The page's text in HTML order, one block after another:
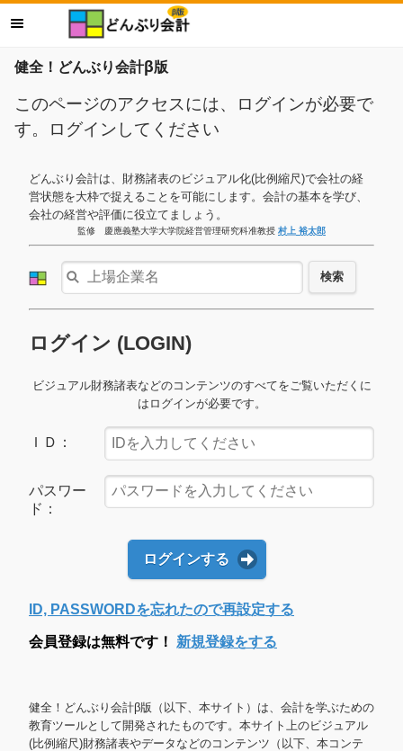
健全！どんぶり会計β版
このページのアクセスには、ログインが必要で
す。ログインしてください
どんぶり会計は、財務諸表のビジュアル化(比例縮尺)で会社の経
営状態を大枠で捉えることを可能にします。会計の基本を学び、
会社の経営や評価に役立てましょう。
監修 慶應義塾大学大学院経営管理研究科准教授 村上 裕太郎
検索
ログイン (LOGIN)
ビジュアル財務諸表などのコンテンツのすべてをご覧いただくに
はログインが必要です。
ＩＤ：
パスワー
ド：
ログインする
ID, PASSWORDを忘れたので再設定する
会員登録は無料です！ 新規登録をする
健全！どんぶり会計β版（以下、本サイト）は、会計を学ぶための
教育ツールとして開発されたものです。本サイト上のビジュアル
(比例縮尺)財務諸表やデータなどのコンテンツ（以下、本コンテ